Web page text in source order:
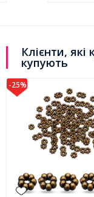
Клієнти,
купують
-25%